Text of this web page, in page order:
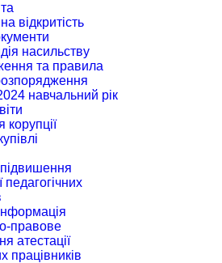
відкритість
насильству
та правила
навчальний рік
корупції
підвишення
педагогічних
правове
атестації
працівників